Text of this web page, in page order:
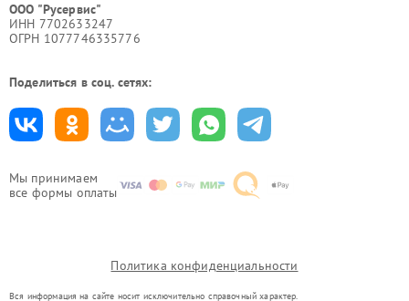
Мы принимаем
все формы оплаты
ООО "Русервис"
ИНН 7702633247
ОГРН 1077746335776
Поделиться в соц. сетях:
Политика конфиденциальности
Вся информация на сайте носит исключительно справочный характер.